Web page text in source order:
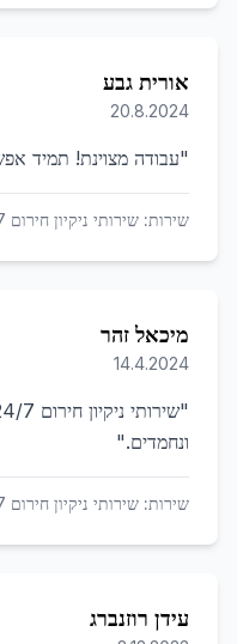
אורית גבע
20.8.2024
"עבודה מצוינת! תמיד
שירות: שירותי ניקיון חירום 24/7
מיכאל זהר
14.4.2024
"
ונחמדים."
שירות: שירותי ניקיון חירום 24/7
עידן רוזנברג